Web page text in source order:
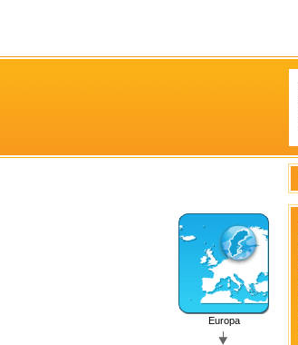
Europa